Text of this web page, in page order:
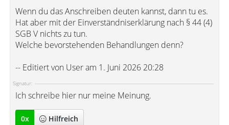
Wenn du das Anschreiben deuten kannst, dann tu es.
Hat aber mit der Einverständniserklärung nach § 44 (4)
SGB V nichts zu tun.
Welche bevorstehenden Behandlungen denn?
-- Editiert von User am 1. Juni 2026 20:28
Signatur:
Ich schreibe hier nur meine Meinung.
0x Hilfreich